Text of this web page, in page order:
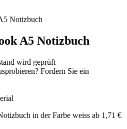
Notizbuch
A5 Notizbuch
wird geprüft
Fordern Sie ein